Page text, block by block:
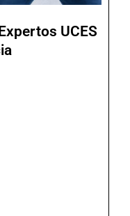
UCES